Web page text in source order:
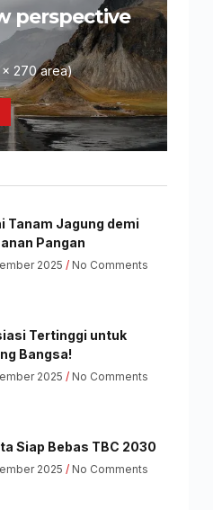
perspective
x 270 area)
Tanam Jagung demi
Pangan
2025 No Comments
Tertinggi untuk
Bangsa!
2025 No Comments
Siap Bebas TBC 2030
2025 No Comments